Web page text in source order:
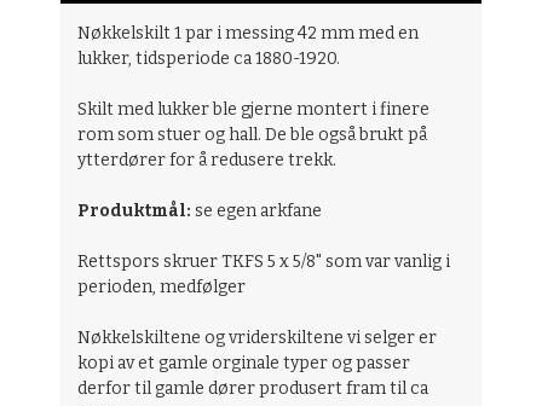
Nøkkelskilt 1 par i messing 42 mm med en
lukker, tidsperiode ca 1880-1920.
Skilt med lukker ble gjerne montert i finere
rom som stuer og hall. De ble også brukt på
ytterdører for å redusere trekk.
Produktmål: se egen arkfane
Rettspors skruer TKFS 5 x 5/8" som var vanlig i
perioden, medfølger
Nøkkelskiltene og vriderskiltene vi selger er
kopi av et gamle orginale typer og passer
derfor til gamle dører produsert fram til ca